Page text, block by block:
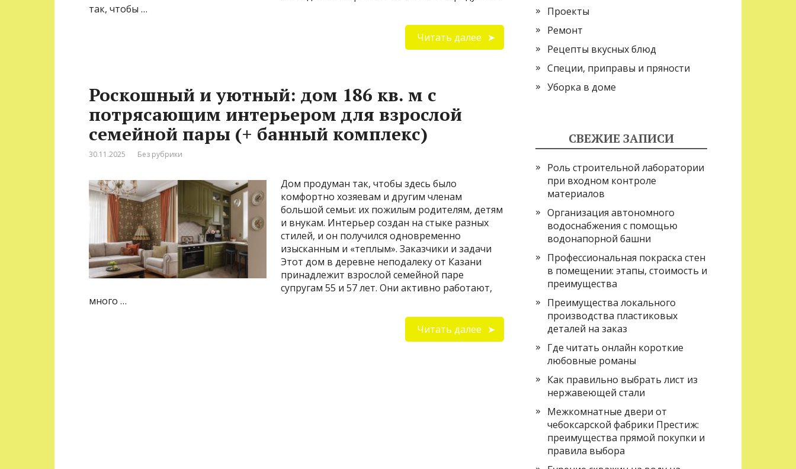
так, чтобы …
Читать далее
Роскошный и уютный: дом 186 кв. м с
потрясающим интерьером для взрослой
семейной пары (+ банный комплекс)
30.11.2025 Без рубрики
Дом продуман так, чтобы здесь было
комфортно хозяевам и другим членам
большой семьи: их пожилым родителям, детям
и внукам. Интерьер создан на стыке разных
стилей, и он получился одновременно
изысканным и «теплым». Заказчики и задачи
Этот дом в деревне неподалеку от Казани
принадлежит взрослой семейной паре
супругам 55 и 57 лет. Они активно работают,
много …
Читать далее
Проекты
Ремонт
Рецепты вкусных блюд
Специи, приправы и пряности
Уборка в доме
СВЕЖИЕ ЗАПИСИ
Роль строительной лаборатории
при входном контроле
материалов
Организация автономного
водоснабжения с помощью
водонапорной башни
Профессиональная покраска стен
в помещении: этапы, стоимость и
преимущества
Преимущества локального
производства пластиковых
деталей на заказ
Где читать онлайн короткие
любовные романы
Как правильно выбрать лист из
нержавеющей стали
Межкомнатные двери от
чебоксарской фабрики Престиж:
преимущества прямой покупки и
правила выбора